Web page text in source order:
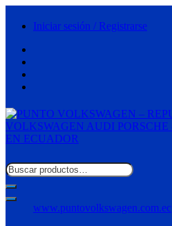
Iniciar sesión / Registrarse
www.puntovolkswagen.com.ec